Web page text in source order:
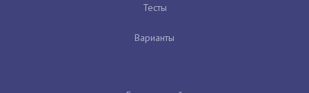
Тесты
Варианты